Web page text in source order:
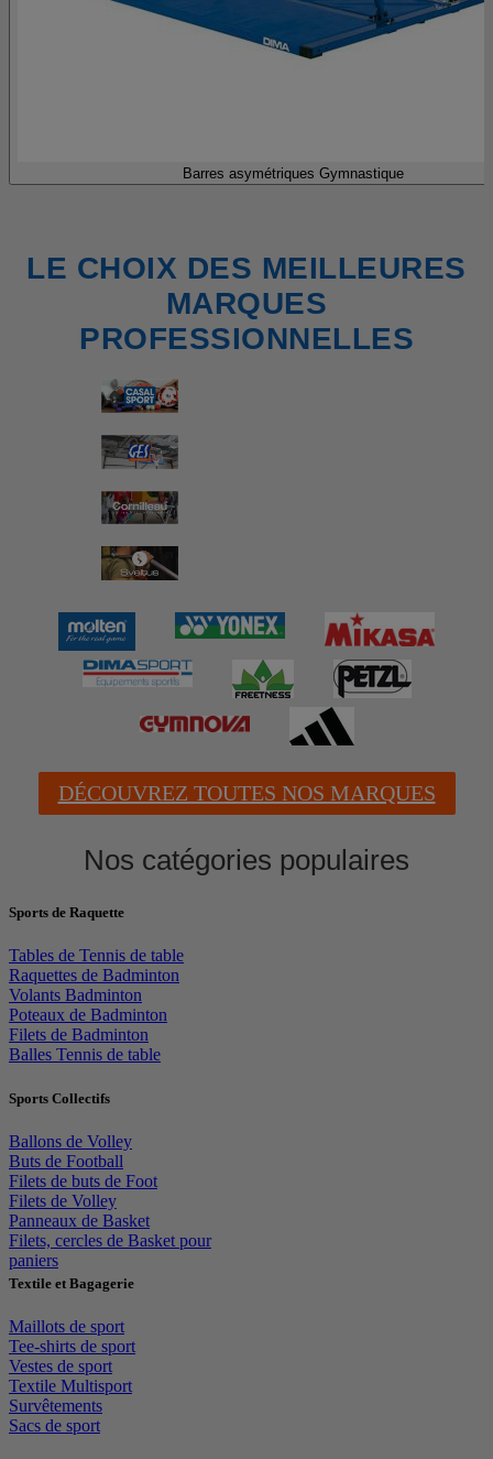
Barres asymétriques Gymnastique
LE CHOIX DES MEILLEURES
MARQUES
PROFESSIONNELLES
DÉCOUVREZ TOUTES NOS MARQUES
Nos catégories populaires
Sports de Raquette
Tables de Tennis de table
Raquettes de Badminton
Volants Badminton
Poteaux de Badminton
Filets de Badminton
Balles Tennis de table
Sports Collectifs
Ballons de Volley
Buts de Football
Filets de buts de Foot
Filets de Volley
Panneaux de Basket
Filets, cercles de Basket pour
paniers
Textile et Bagagerie
Maillots de sport
Tee-shirts de sport
Vestes de sport
Textile Multisport
Survêtements
Sacs de sport